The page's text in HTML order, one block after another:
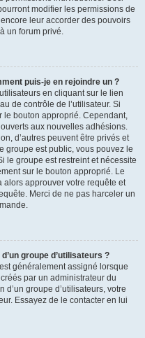
modifier les permissions de
leur accorder des pouvoirs
un forum privé.
puis-je en rejoindre un ?
en cliquant sur le lien
de contrôle de l’utilisateur. Si
le bouton approprié. Cependant,
aux nouvelles adhésions.
d’autres peuvent être privés et
groupe est public, vous pouvez le
le groupe est restreint et nécessite
sur le bouton approprié. Le
alors approuver votre requête et
Merci de ne pas harceler un
groupe d’utilisateurs ?
généralement assigné lorsque
par un administrateur du
d’un groupe d’utilisateurs, votre
Essayez de le contacter en lui